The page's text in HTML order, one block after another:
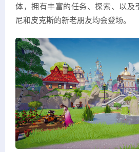
体，拥有丰富的任务、探索、以及
尼和皮克斯的新老朋友均会登场。